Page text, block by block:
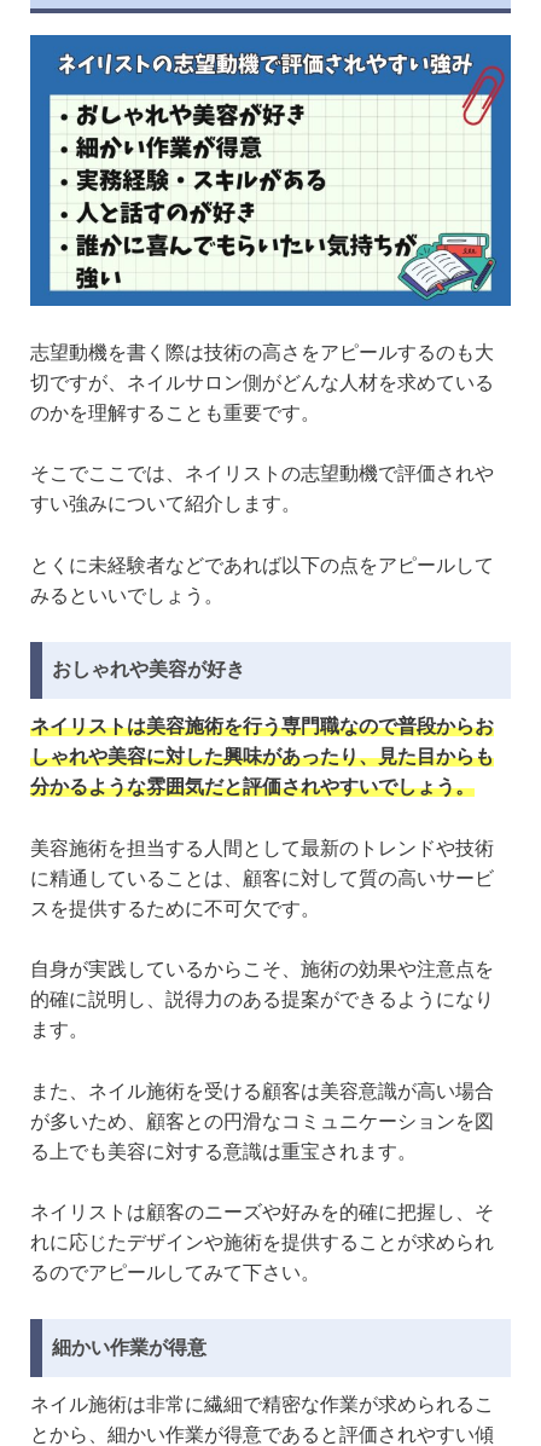
志望動機を書く際は技術の高さをアピールするのも大
切ですが、ネイルサロン側がどんな人材を求めている
のかを理解することも重要です。
そこでここでは、ネイリストの志望動機で評価されや
すい強みについて紹介します。
とくに未経験者などであれば以下の点をアピールして
みるといいでしょう。
おしゃれや美容が好き
ネイリストは美容施術を行う専門職なので普段からお
しゃれや美容に対した興味があったり、見た目からも
分かるような雰囲気だと評価されやすいでしょう。
美容施術を担当する人間として最新のトレンドや技術
に精通していることは、顧客に対して質の高いサービ
スを提供するために不可欠です。
自身が実践しているからこそ、施術の効果や注意点を
的確に説明し、説得力のある提案ができるようになり
ます。
また、ネイル施術を受ける顧客は美容意識が高い場合
が多いため、顧客との円滑なコミュニケーションを図
る上でも美容に対する意識は重宝されます。
ネイリストは顧客のニーズや好みを的確に把握し、そ
れに応じたデザインや施術を提供することが求められ
るのでアピールしてみて下さい。
細かい作業が得意
ネイル施術は非常に繊細で精密な作業が求められるこ
とから、細かい作業が得意であると評価されやすい傾